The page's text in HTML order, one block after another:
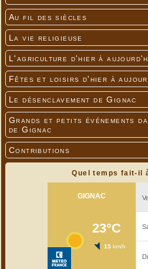
Au fil des siècles
La vie religieuse
L'agriculture d'hier à
Fêtes et loisirs d'hier à
Le désenclavement de Gignac
Grands et petits événements
de Gignac
Contributions
Quel temps fait-il